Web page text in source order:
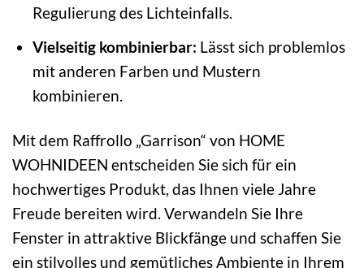
Regulierung des Lichteinfalls.
Vielseitig kombinierbar: Lässt sich problemlos
mit anderen Farben und Mustern
kombinieren.
Mit dem Raffrollo „Garrison“ von HOME
WOHNIDEEN entscheiden Sie sich für ein
hochwertiges Produkt, das Ihnen viele Jahre
Freude bereiten wird. Verwandeln Sie Ihre
Fenster in attraktive Blickfänge und schaffen Sie
ein stilvolles und gemütliches Ambiente in Ihrem